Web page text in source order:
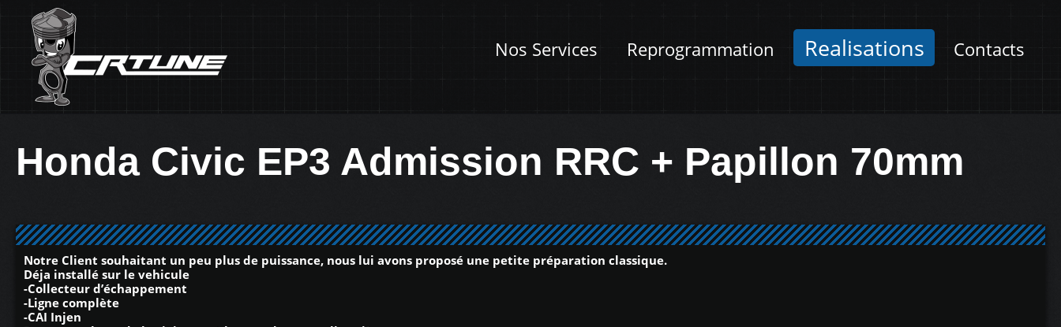
Nos Services Reprogrammation Realisations Contacts
Honda Civic EP3 Admission RRC + Papillon 70mm
Notre Client souhaitant un peu plus de puissance, nous lui avons proposé une petite préparation classique.
Déja installé sur le vehicule
-Collecteur d’échappement
-Ligne complète
-CAI Injen